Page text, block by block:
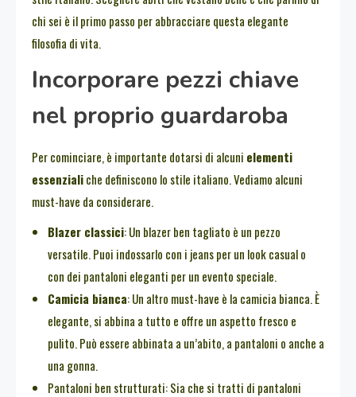
chi sei è il primo passo per abbracciare questa elegante
filosofia di vita.
Incorporare pezzi chiave
nel proprio guardaroba
Per cominciare, è importante dotarsi di alcuni elementi
essenzialiche definiscono lo stile italiano. Vediamo alcuni
must-have da considerare.
Blazer classici: Un blazer ben tagliato è un pezzo
versatile. Puoi indossarlo con i jeans per un look casual o
con dei pantaloni eleganti per un evento speciale.
Camicia bianca: Un altro must-have è la camicia bianca. È
elegante, si abbina a tutto e offre un aspetto fresco e
pulito. Può essere abbinata a un’abito, a pantaloni o anche a
una gonna.
Pantaloni ben strutturati: Sia che si tratti di pantaloni